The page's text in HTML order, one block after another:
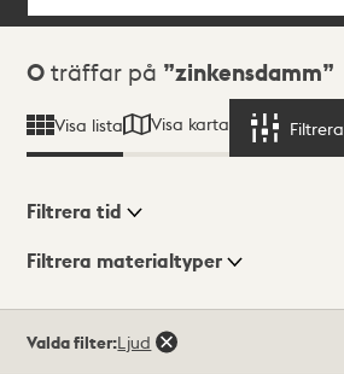
Sökresultat
0 träffar på zinkensdamm
Visa lista Visa karta Filtrera
Visningsläge
Filtrera tid
Filtrera materialtyper
träffar
Valda filter:Ljud